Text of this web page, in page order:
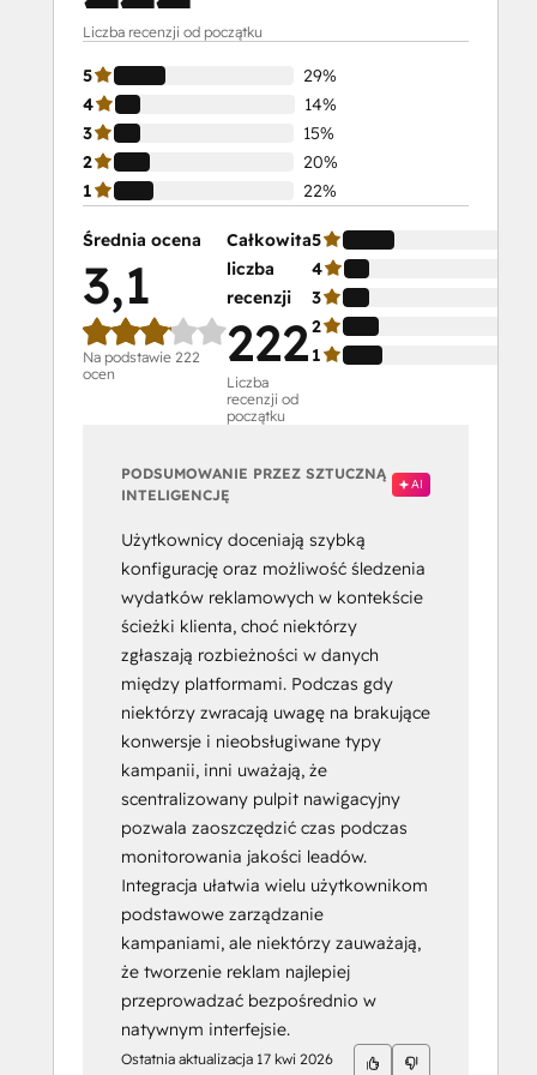
Liczba recenzji od początku
5
29%
4
14%
3
15%
2
20%
1
22%
Średnia ocena
3,1
Na podstawie 222
ocen
Całkowita
liczba
recenzji
222
Liczba
recenzji od
początku
5
4
3
2
1
PODSUMOWANIE PRZEZ SZTUCZNĄ
INTELIGENCJĘ
AI
Użytkownicy doceniają szybką
konfigurację oraz możliwość śledzenia
wydatków reklamowych w kontekście
ścieżki klienta, choć niektórzy
zgłaszają rozbieżności w danych
między platformami. Podczas gdy
niektórzy zwracają uwagę na brakujące
konwersje i nieobsługiwane typy
kampanii, inni uważają, że
scentralizowany pulpit nawigacyjny
pozwala zaoszczędzić czas podczas
monitorowania jakości leadów.
Integracja ułatwia wielu użytkownikom
podstawowe zarządzanie
kampaniami, ale niektórzy zauważają,
że tworzenie reklam najlepiej
przeprowadzać bezpośrednio w
natywnym interfejsie.
Ostatnia aktualizacja 17 kwi 2026